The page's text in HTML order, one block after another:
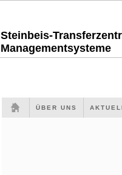
Steinbeis-
Managementsysteme
ÜBER UNS